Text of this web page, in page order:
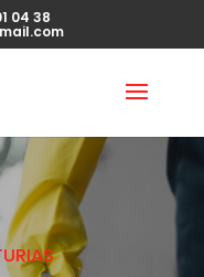
04 38